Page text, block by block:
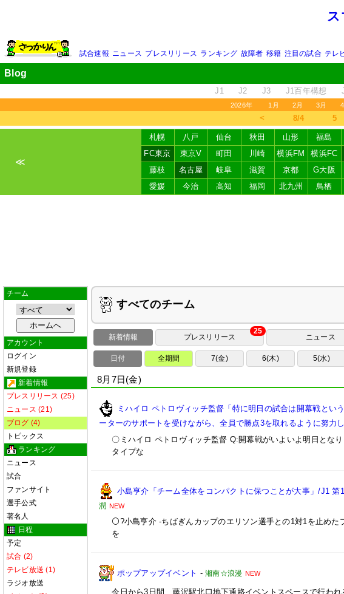
ス
試合速報 ニュース プレスリリース ランキング 故障者 移籍 注目の試合 テレ
Blog
J1 J2 J3 J1百年構想
2026年 1月 2月 3月
＜ 8/4 5
≪
札幌 八戸 仙台 秋田 山形 福島
FC東京
東京V 町田 川崎 横浜FM 横浜FC
藤枝
名古屋 岐阜 滋賀 京都 G大阪
愛媛
今治 高知 福岡 北九州 鳥栖
チーム
アカウント
ログイン
新規登録
新着情報
プレスリリース (25)
ニュース (21)
ブログ (4)
トピックス
ランキング
ニュース
試合
ファンサイト
選手公式
著名人
日程
予定
試合 (2)
テレビ放送 (1)
ラジオ放送
すべてのチーム
新着情報
25
プレスリリース ニュース
日付 全期間 7(金) 6(木) 5(水)
8月7日(金)
ミハイロ ペトロヴィッチ監督「特に明日の試合は開幕戦とい
ーターのサポートを受けながら、全員で勝点3を取れるように努力
〇ミハイロ ペトロヴィッチ監督 Q:開幕戦がいよいよ明日とな
タイプな
小島亨介「チーム全体をコンパクトに保つことが大事」/J1 第
潤 NEW
⚪?小島亨介 -ちばぎんカップのエリソン選手との1対1を止め
を
ポップアップイベント -湘南☆浪漫 NEW
今日から3日間、藤沢駅北口地下通路イベントスペースで行わ